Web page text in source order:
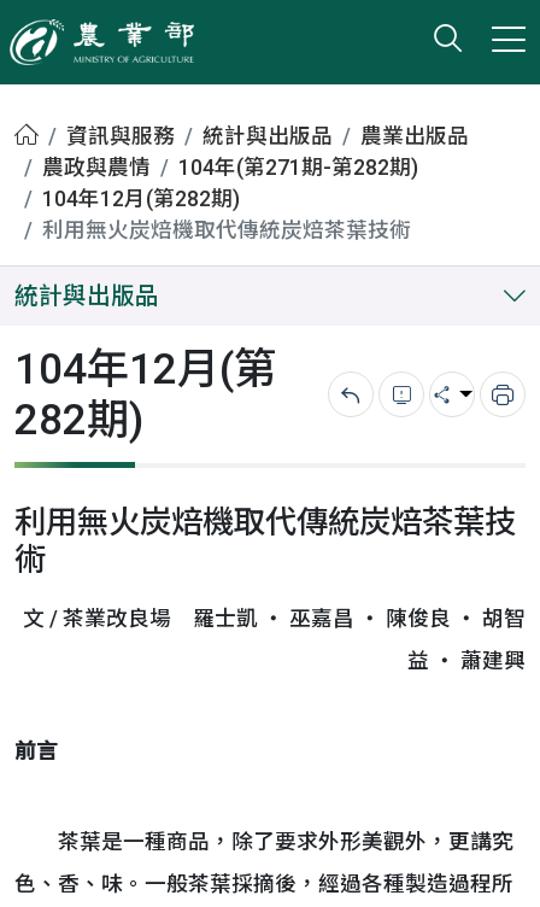
農業部
打開
小版
首頁資訊與服務 統計與出版品
農業出版品
農政與農情
104年(第271期-第282期)
104年12月(第282期)
利用無火炭焙機取代傳統炭焙茶葉技術
統計與出版品
104年12月(第
282期)
回上一頁錯誤回報
分享 列
利用無火炭焙機取代傳統炭焙茶葉技
術
文 / 茶業改良場 羅士凱 ‧ 巫嘉昌 ‧ 陳俊良 ‧ 胡智
益 ‧ 蕭建興
前言
茶葉是一種商品，除了要求外形美觀外，更講究
色、香、味。一般茶葉採摘後，經過各種製造過程所